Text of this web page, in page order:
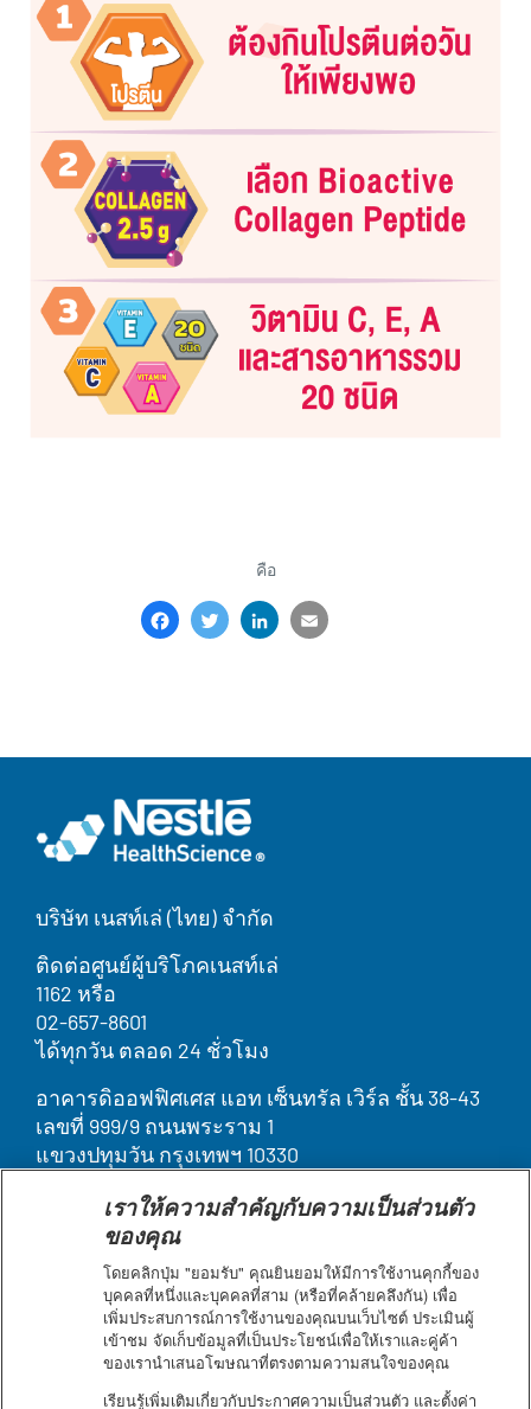
คือ
FacebookTwitterLinkedInEmail
บริษัท เนสท์เล่ (ไทย) จำกัด
ติดต่อศูนย์ผู้บริโภคเนสท์เล่
1162 หรือ
02-657-8601
ได้ทุกวัน ตลอด 24 ชั่วโมง
อาคารดิออฟฟิศเศส แอท เซ็นทรัล เวิร์ล ชั้น 38-43
เลขที่ 999/9 ถนนพระราม 1
แขวงปทุมวัน กรุงเทพฯ 10330
บุคคลากรของเรา
Condition
ประกาศเกี่ยวกับคุกกี้
ข้อกำหนดการใช้งาน
แผนผังเว็บไซต์
คำชี้แจงการเข้าถึงเว็บไซต์
ประกาศความเป็นส่วนตัว
เราให้ความสำคัญกับความเป็นส่วนตัว
ของคุณ
โดยคลิกปุ่ม "ยอมรับ" คุณยินยอมให้มีการใช้งานคุกกี้ของ
บุคคลที่หนึ่งและบุคคลที่สาม (หรือที่คล้ายคลึงกัน) เพื่อ
เพิ่มประสบการณ์การใช้งานของคุณบนเว็บไซต์ ประเมินผู้
เข้าชม จัดเก็บข้อมูลที่เป็นประโยชน์เพื่อให้เราและคู่ค้า
ของเรานำเสนอโฆษณาที่ตรงตามความสนใจของคุณ
เรียนรู้เพิ่มเติมเกี่ยวกับประกาศความเป็นส่วนตัว และตั้งค่า